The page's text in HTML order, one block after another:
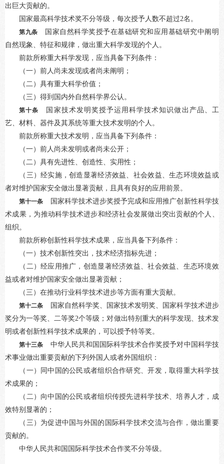
出巨大贡献的。
国家最高科学技术奖不分等级，每次授予人数不超过2名。
第九条 国家自然科学奖授予在基础研究和应用基础研究中阐明
自然现象、特征和规律，做出重大科学发现的个人。
前款所称重大科学发现，应当具备下列条件：
（一）前人尚未发现或者尚未阐明；
（二）具有重大科学价值；
（三）得到国内外自然科学界公认。
第十条
国家技术发明奖授予运用科学技术知识做出产品、工
艺、材料、器件及其系统等重大技术发明的个人。
前款所称重大技术发明，应当具备下列条件：
（一）前人尚未发明或者尚未公开；
（二）具有先进性、创造性、实用性；
（三）经实施，创造显著经济效益、社会效益、生态环境效益或
者对维护国家安全做出显著贡献，且具有良好的应用前景。
第十一条 国家科学技术进步奖授予完成和应用推广创新性科学技
术成果，为推动科学技术进步和经济社会发展做出突出贡献的个人、
组织。
前款所称创新性科学技术成果，应当具备下列条件：
（一）技术创新性突出，技术经济指标先进；
（二）经应用推广，创造显著经济效益、社会效益、生态环境效
益或者对维护国家安全做出显著贡献；
（三）在推动行业科学技术进步等方面有重大贡献。
第十二条 国家自然科学奖、国家技术发明奖、国家科学技术进步
奖分为一等奖、二等奖2个等级；对做出特别重大的科学发现、技术发
明或者创新性科学技术成果的，可以授予特等奖。
第十三条 中华人民共和国国际科学技术合作奖授予对中国科学技
术事业做出重要贡献的下列外国人或者外国组织：
（一）同中国的公民或者组织合作研究、开发，取得重大科学技
术成果的；
（二）向中国的公民或者组织传授先进科学技术、培养人才，成
效特别显著的；
（三）为促进中国与外国的国际科学技术交流与合作，做出重要
贡献的。
中华人民共和国国际科学技术合作奖不分等级。